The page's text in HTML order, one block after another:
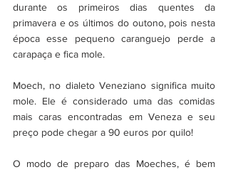
durante os primeiros dias quentes da
primavera e os últimos do outono, pois nesta
época esse pequeno caranguejo perde a
carapaça e fica mole.
Moech, no dialeto Veneziano significa muito
mole. Ele é considerado uma das comidas
mais caras encontradas em Veneza e seu
preço pode chegar a 90 euros por quilo!
O modo de preparo das Moeches, é bem